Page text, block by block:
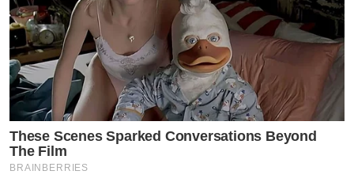
These Scenes Sparked Conversations Beyond
The Film
BRAINBERRIES